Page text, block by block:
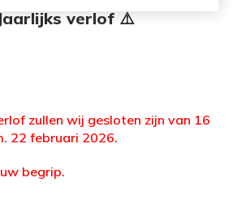
verlof ⚠️
zullen wij gesloten zijn van 16
22 februari 2026.
begrip.